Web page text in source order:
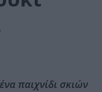
παιχνίδι σκιών